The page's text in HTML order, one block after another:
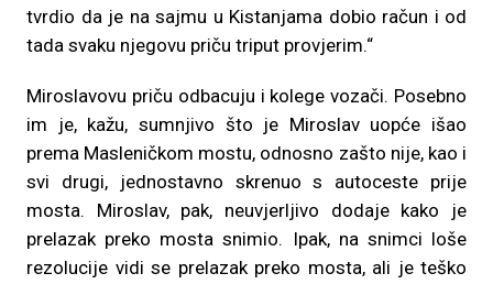
tvrdio da je na sajmu u Kistanjama dobio račun i od
tada svaku njegovu priču triput provjerim.“
Miroslavovu priču odbacuju i kolege vozači. Posebno
im je, kažu, sumnjivo što je Miroslav uopće išao
prema Masleničkom mostu, odnosno zašto nije, kao i
svi drugi, jednostavno skrenuo s autoceste prije
mosta. Miroslav, pak, neuvjerljivo dodaje kako je
prelazak preko mosta snimio. Ipak, na snimci loše
rezolucije vidi se prelazak preko mosta, ali je teško